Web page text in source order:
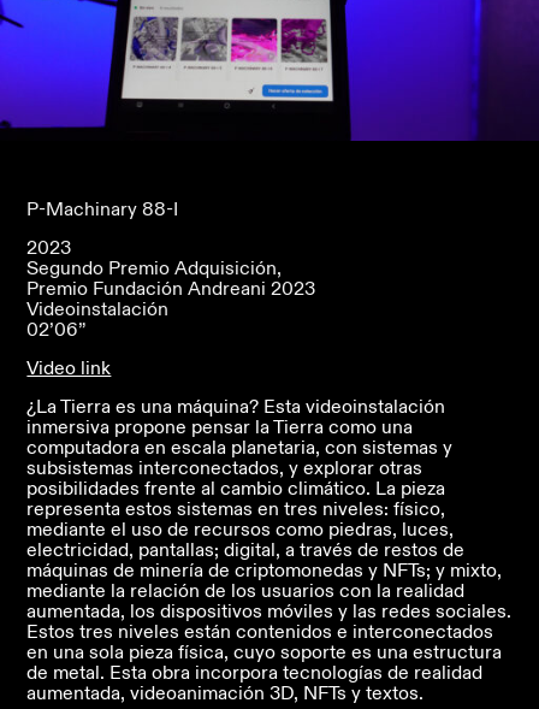
P-Machinary 88-I
2023
Segundo Premio Adquisición,
Premio Fundación Andreani 2023
Videoinstalación
02’06”
Video link
¿La Tierra es una máquina? Esta videoinstalación
inmersiva propone pensar la Tierra como una
computadora en escala planetaria, con sistemas y
subsistemas interconectados, y explorar otras
posibilidades frente al cambio climático. La pieza
representa estos sistemas en tres niveles: físico,
mediante el uso de recursos como piedras, luces,
electricidad, pantallas; digital, a través de restos de
máquinas de minería de criptomonedas y NFTs; y mixto,
mediante la relación de los usuarios con la realidad
aumentada, los dispositivos móviles y las redes sociales.
Estos tres niveles están contenidos e interconectados
en una sola pieza física, cuyo soporte es una estructura
de metal. Esta obra incorpora tecnologías de realidad
aumentada, videoanimación 3D, NFTs y textos.